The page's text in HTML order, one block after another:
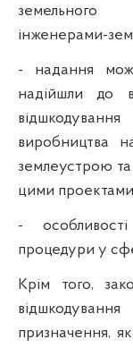
земельного
інженерами-
- надання
надійшли до
виробництва
землеустрою та
цими
- особливості
процедури у
Крім того,
призначення,